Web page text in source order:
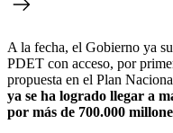
A la fecha, el Gobierno ya
PDET con acceso, por
propuesta en el Plan
ya se ha logrado llegar a
por más de 700.000